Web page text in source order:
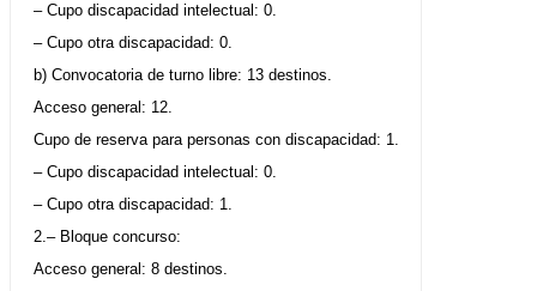
– Cupo discapacidad intelectual: 0.
– Cupo otra discapacidad: 0.
b) Convocatoria de turno libre: 13 destinos.
Acceso general: 12.
Cupo de reserva para personas con discapacidad: 1.
– Cupo discapacidad intelectual: 0.
– Cupo otra discapacidad: 1.
2.– Bloque concurso:
Acceso general: 8 destinos.